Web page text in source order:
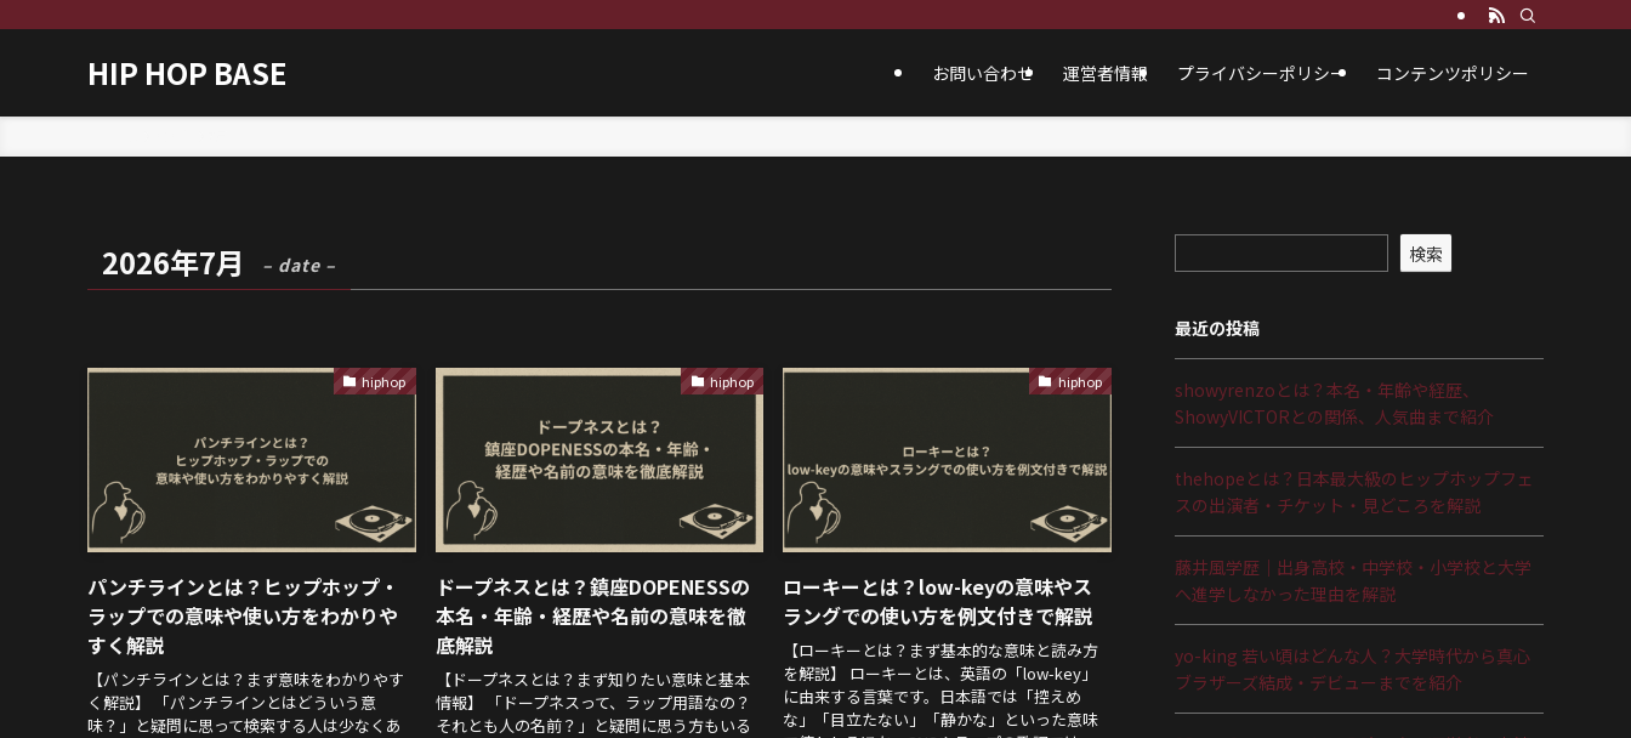
HIP HOP BASE お問い合わせ 運営者情報 プライバシーポリシー コンテンツポリシー
2026年7月 – date –
hiphop
パンチラインとは？ヒップホップ・
ラップでの意味や使い方をわかりや
すく解説
【パンチラインとは？まず意味をわかりやす
く解説】 「パンチラインとはどういう意
味？」と疑問に思って検索する人は少なくあ
hiphop
ドープネスとは？鎮座DOPENESSの
本名・年齢・経歴や名前の意味を徹
底解説
【ドープネスとは？まず知りたい意味と基本
情報】 「ドープネスって、ラップ用語なの？
それとも人の名前？」と疑問に思う方もいる
hiphop
ローキーとは？low-keyの意味やス
ラングでの使い方を例文付きで解説
【ローキーとは？まず基本的な意味と読み方
を解説】 ローキーとは、英語の「low-key」
に由来する言葉です。日本語では「控えめ
な」「目立たない」「静かな」といった意味
検索
最近の投稿
showyrenzoとは？本名・年齢や経歴、
ShowyVICTORとの関係、人気曲まで紹介
thehopeとは？日本最大級のヒップホップフェ
スの出演者・チケット・見どころを解説
藤井風学歴｜出身高校・中学校・小学校と大学
へ進学しなかった理由を解説
yo-king 若い頃はどんな人？大学時代から真心
ブラザーズ結成・デビューまでを紹介